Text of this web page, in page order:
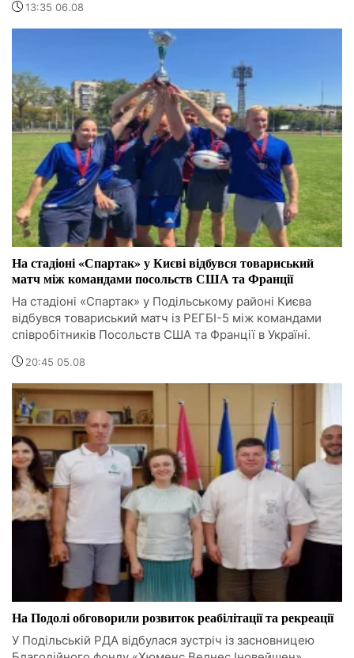
13:35 06.08
На стадіоні «Спартак» у Києві відбувся товариський
матч між командами посольств США та Франції
На стадіоні «Спартак» у Подільському районі Києва
відбувся товариський матч із РЕГБІ-5 між командами
співробітників Посольств США та Франції в Україні.
20:45 05.08
На Подолі обговорили розвиток реабілітації та рекреації
У Подільській РДА відбулася зустріч із засновницею